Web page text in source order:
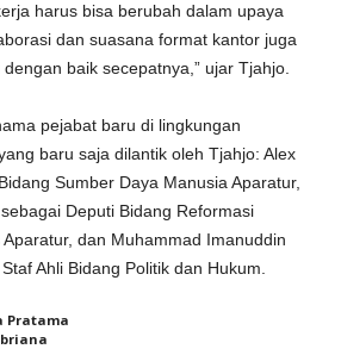
harus bisa berubah dalam upaya
dan suasana format kantor juga
baik secepatnya,” ujar Tjahjo.
pejabat baru di lingkungan
baru saja dilantik oleh Tjahjo: Alex
Sumber Daya Manusia Aparatur,
Deputi Bidang Reformasi
dan Muhammad Imanuddin
Ahli Bidang Politik dan Hukum.
Pratama